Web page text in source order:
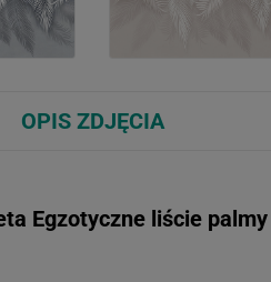
OPIS ZDJĘCIA
Egzotyczne liście palmy